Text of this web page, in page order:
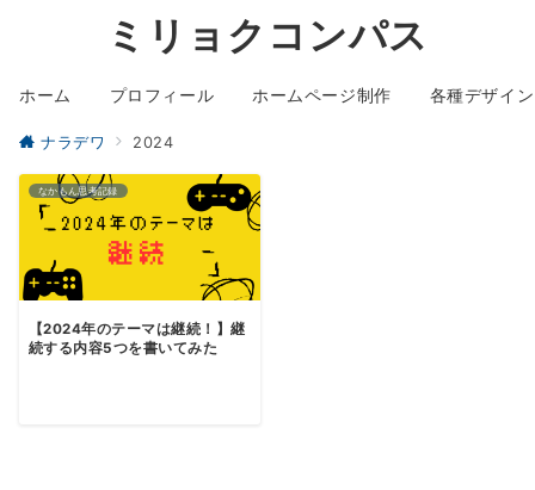
ミリョクコンパス
ホーム プロフィール ホームページ制作 各種デザイン
ナラデワ 2024
なかもん思考記録
【2024年のテーマは継続！】継
続する内容5つを書いてみた